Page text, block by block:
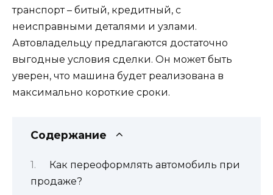
транспорт – битый, кредитный, с
неисправными деталями и узлами.
Автовладельцу предлагаются достаточно
выгодные условия сделки. Он может быть
уверен, что машина будет реализована в
максимально короткие сроки.
Содержание
Как переоформлять автомобиль при
продаже?